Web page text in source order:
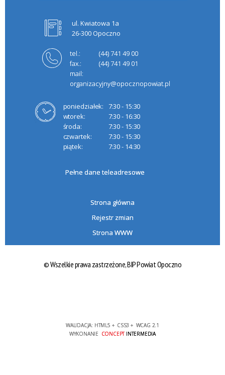
ul. Kwiatowa 1a
26-300 Opoczno
tel.:
(44) 741 49 00
fax.:
(44) 741 49 01
mail:
organizacyjny@opocznopowiat.pl
poniedziałek:
7:30 - 15:30
wtorek:
7:30 - 16:30
środa:
7:30 - 15:30
czwartek:
7:30 - 15:30
piątek:
7:30 - 14:30
Pełne dane teleadresowe
Strona główna
Rejestr zmian
Strona WWW
© Wszelkie prawa zastrzeżone,BIP Powiat Opoczno
WALIDACJA: HTML5 + CSS3 + WCAG 2.1
WYKONANIE CONCEPTINTERMEDIA